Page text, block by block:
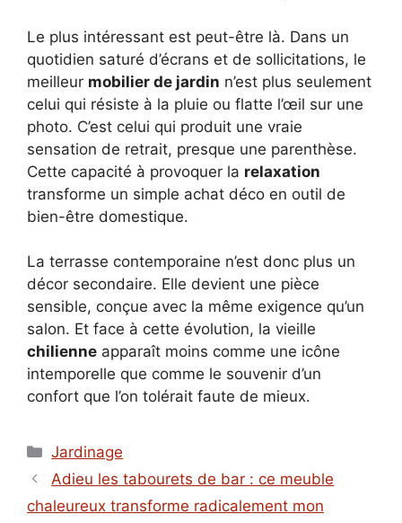
Le plus intéressant est peut-être là. Dans un
quotidien saturé d’écrans et de sollicitations, le
meilleur mobilier de jardin n’est plus seulement
celui qui résiste à la pluie ou flatte l’œil sur une
photo. C’est celui qui produit une vraie
sensation de retrait, presque une parenthèse.
Cette capacité à provoquer la relaxation
transforme un simple achat déco en outil de
bien-être domestique.
La terrasse contemporaine n’est donc plus un
décor secondaire. Elle devient une pièce
sensible, conçue avec la même exigence qu’un
salon. Et face à cette évolution, la vieille
chilienne apparaît moins comme une icône
intemporelle que comme le souvenir d’un
confort que l’on tolérait faute de mieux.
Catégories
Jardinage
Adieu les tabourets de bar : ce meuble
chaleureux transforme radicalement mon